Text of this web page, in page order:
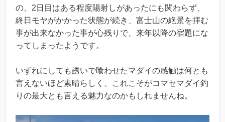
の、2日目はある程度陽射しがあったにも関わらず、
終日モヤがかかった状態が続き、富士山の絶景を拝む
事が出来なかった事が心残りで、来年以降の宿題にな
ってしまったようです。
いずれにしても誘いで喰わせたマダイの感触は何とも
言えないほど素晴らしく、これこそがコマセマダイ釣
りの最大とも言える魅力なのかもしれませんね。